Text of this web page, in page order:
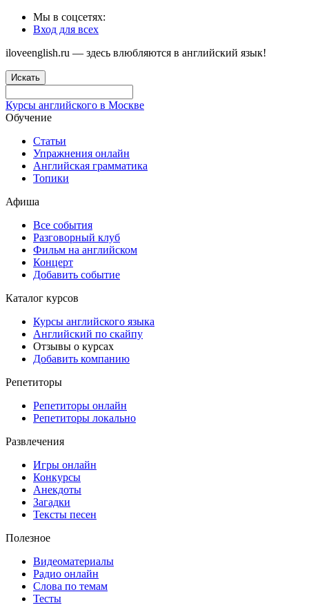
Мы в соцсетях:
Вход для всех
iloveenglish.ru — здесь влюбляются в английский язык!
Искать
Курсы английского в Москве
Обучение
Статьи
Упражнения онлайн
Английская грамматика
Топики
Афиша
Все события
Разговорный клуб
Фильм на английском
Концерт
Добавить событие
Каталог курсов
Курсы английского языка
Английский по скайпу
Отзывы о курсах
Добавить компанию
Репетиторы
Репетиторы онлайн
Репетиторы локально
Развлечения
Игры онлайн
Конкурсы
Анекдоты
Загадки
Тексты песен
Полезное
Видеоматериалы
Радио онлайн
Слова по темам
Тесты